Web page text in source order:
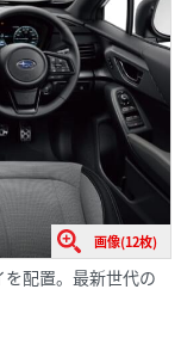
画像(12枚)
配置。最新世代の